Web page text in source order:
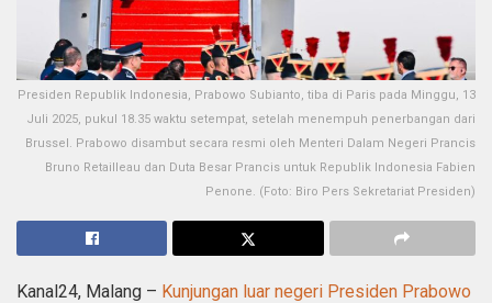
Presiden Republik Indonesia, Prabowo Subianto, tiba di Paris pada Minggu, 13
Juli 2025, pukul 18.35 waktu setempat, setelah menempuh penerbangan dari
Brussel. Prabowo disambut secara resmi oleh Menteri Dalam Negeri Prancis
Bruno Retailleau dan Duta Besar Prancis untuk Republik Indonesia Fabien
Penone. (Foto: Biro Pers Sekretariat Presiden)
Kanal24, Malang – Kunjungan luar negeri Presiden Prabowo